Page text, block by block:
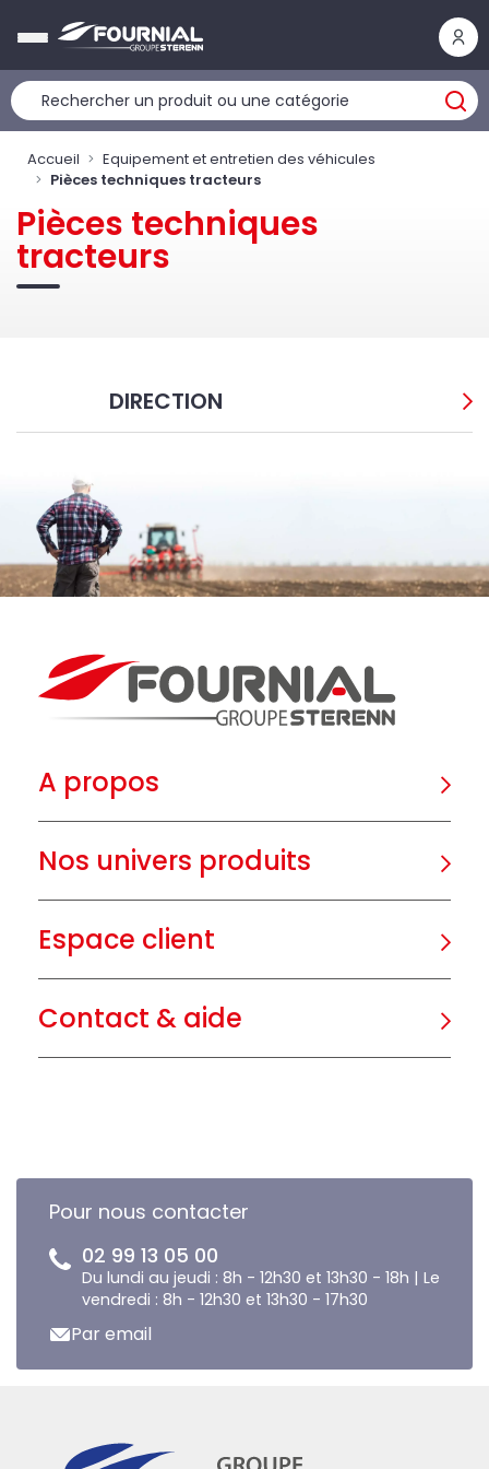
Accueil
Equipement et entretien des véhicules
Pièces techniques tracteurs
Pièces techniques
tracteurs
DIRECTION
A propos
Nos univers produits
Espace client
Contact & aide
Pour nous contacter
02 99 13 05 00
Du lundi au jeudi : 8h - 12h30 et 13h30 - 18h | Le
vendredi : 8h - 12h30 et 13h30 - 17h30
Par email